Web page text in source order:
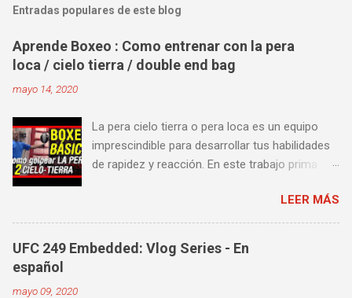
Entradas populares de este blog
Aprende Boxeo : Como entrenar con la pera
loca / cielo tierra / double end bag
mayo 14, 2020
La pera cielo tierra o pera loca es un equipo
imprescindible para desarrollar tus habilidades
de rapidez y reacción. En este trabajo prima
fuerza o la contundencia. Este trabajo también
es fenomenal para desarrollar esquives y
contra golpes a alta velocidad; así como
también las entradas rápidas para acortar
LEER MÁS
UFC 249 Embedded: Vlog Series - En
español
mayo 09, 2020